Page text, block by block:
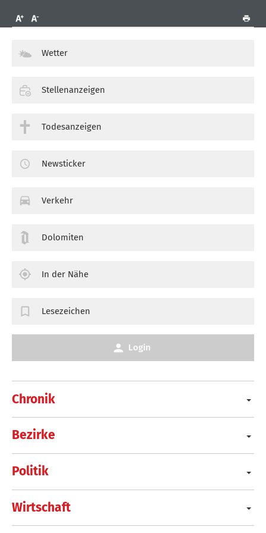
Chronik
Bezirke
Politik
Wirtschaft
Wetter
Stellenanzeigen
Todesanzeigen
Newsticker
Verkehr
Dolomiten
In der Nähe
Lesezeichen
Login